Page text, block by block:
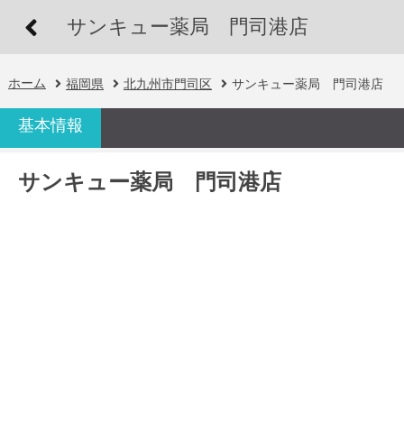
サンキュー薬局 門司港店
ホーム 福岡県 北九州市門司区 サンキュー薬局 門司港店
基本情報
サンキュー薬局 門司港店